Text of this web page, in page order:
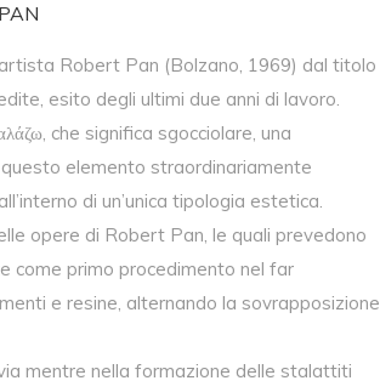
Robert Pan (Bolzano, 1969) dal titolo
esito degli ultimi due anni di lavoro.
che significa sgocciolare, una
elemento straordinariamente
di un’unica tipologia estetica.
opere di Robert Pan, le quali prevedono
come primo procedimento nel far
e resine, alternando la sovrapposizione
mentre nella formazione delle stalattiti